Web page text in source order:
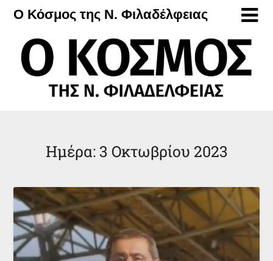
Μετάβαση
περιεχόμενο
Ο Κόσμος της Ν. Φιλαδέλφειας
Ημέρα: 3 Οκτωβρίου 2023